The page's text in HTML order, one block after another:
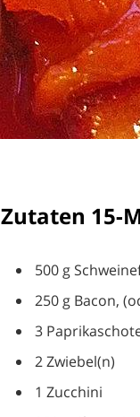
Zutaten 15-
500 g
250 g Bacon,
3
2 Zwiebel(n)
1 Zucchini